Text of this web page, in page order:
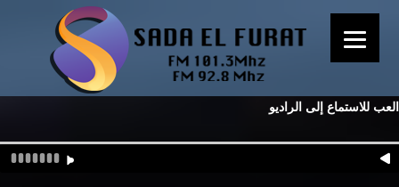
العب للاستماع إلى الراديو